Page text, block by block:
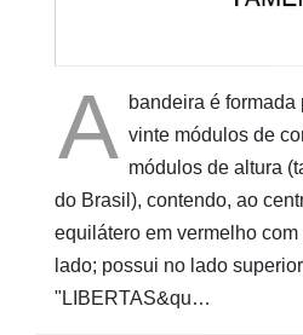
A bandeira é
vinte módulos de
módulos de altura
do Brasil), contendo, ao
equilátero em vermelho
lado; possui no lado
"LIBERTAS&qu…